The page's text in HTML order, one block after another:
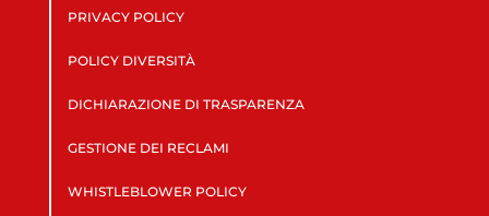
PRIVACY POLICY
POLICY DIVERSITÀ
DICHIARAZIONE DI TRASPARENZA
GESTIONE DEI RECLAMI
WHISTLEBLOWER POLICY